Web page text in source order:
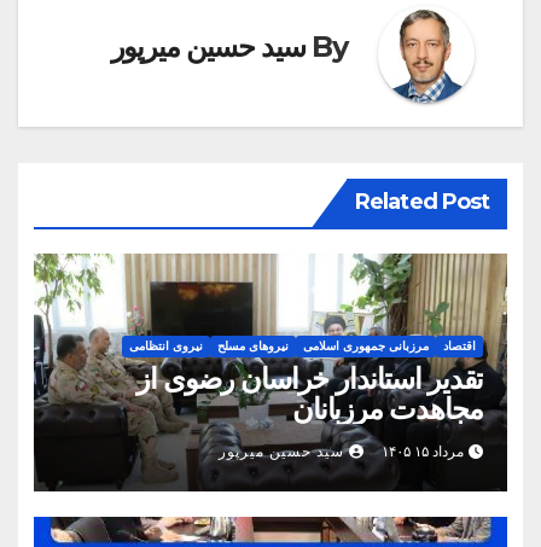
By سید حسین میرپور
Related Post
اقتصاد مرزبانی جمهوری اسلامی نیروهای مسلح نیروی انتظامی
تقدیر استاندار خراسان رضوی از
مجاهدت مرزبانان
مرداد ۱۵ ۱۴۰۵ سید حسین میرپور